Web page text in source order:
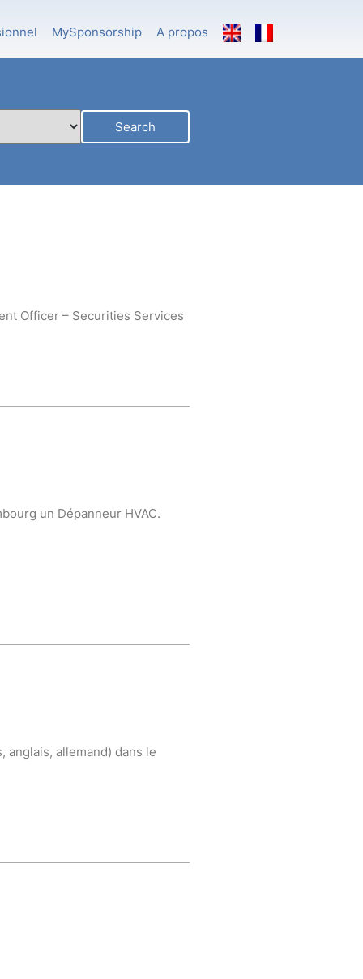
MySponsorship A propos
Search
Officer – Securities Services
un Dépanneur HVAC.
anglais, allemand) dans le